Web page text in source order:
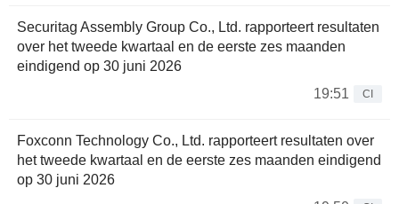
Securitag Assembly Group Co., Ltd. rapporteert resultaten
over het tweede kwartaal en de eerste zes maanden
eindigend op 30 juni 2026
19:51
CI
Foxconn Technology Co., Ltd. rapporteert resultaten over
het tweede kwartaal en de eerste zes maanden eindigend
op 30 juni 2026